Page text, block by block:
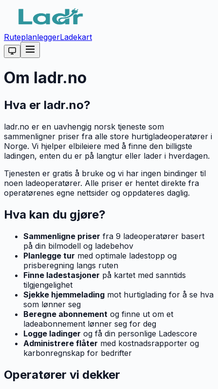
RuteplanleggerLadekart
Om ladr.no
Hva er ladr.no?
ladr.no er en uavhengig norsk tjeneste som
sammenligner priser fra alle store hurtigladeoperatører i
Norge. Vi hjelper elbileiere med å finne den billigste
ladingen, enten du er på langtur eller lader i hverdagen.
Tjenesten er gratis å bruke og vi har ingen bindinger til
noen ladeoperatører. Alle priser er hentet direkte fra
operatørenes egne nettsider og oppdateres daglig.
Hva kan du gjøre?
Sammenligne priser fra 9 ladeoperatører basert
på din bilmodell og ladebehov
Planlegge tur med optimale ladestopp og
prisberegning langs ruten
Finne ladestasjoner på kartet med sanntids
tilgjengelighet
Sjekke hjemmelading mot hurtiglading for å se hva
som lønner seg
Beregne abonnement og finne ut om et
ladeabonnement lønner seg for deg
Logge ladinger og få din personlige Ladescore
Administrere flåter med kostnadsrapporter og
karbonregnskap for bedrifter
Operatører vi dekker